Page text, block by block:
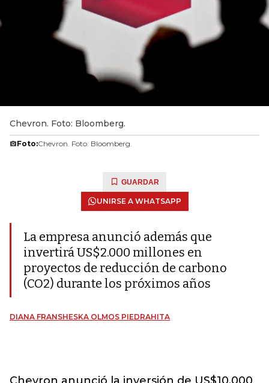
Chevron. Foto: Bloomberg.
Foto:Chevron. Foto: Bloomberg.
GUARDAR
UNIRSE A WHATSAPP
La empresa anunció además que
invertirá US$2.000 millones en
proyectos de reducción de carbono
(CO2) durante los próximos años
DIANA FRANSHESKA OLMOS PIEDRAHITA